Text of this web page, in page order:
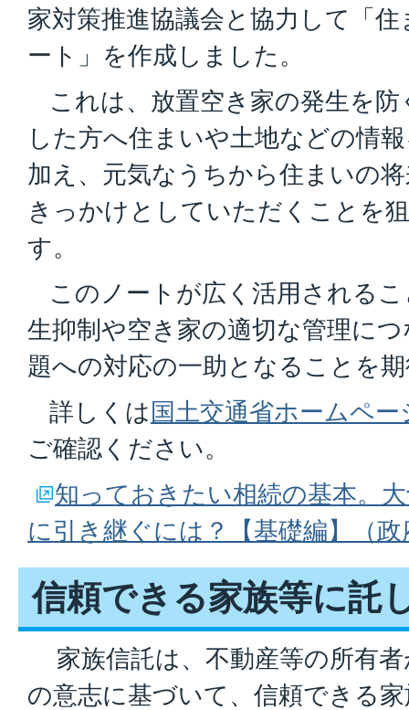
家対策推進協議会と協力して「
ート」を作成しました。
これは、放置空き家の発生を防
した方へ住まいや土地などの情
加え、元気なうちから住まいの
きっかけとしていただくことを
す。
このノートが広く活用される
生抑制や空き家の適切な管理に
題への対応の一助となることを
詳しくは 国土交通省ホームペ
ご確認ください。
知っておきたい相続の基本。
に引き継ぐには？【基礎編】（
信頼できる家族等に託
家族信託は、不動産等の所有
の意志に基づいて、信頼できる